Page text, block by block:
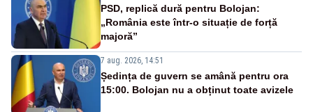
PSD, replică dură pentru Bolojan:
„România este într-o situație de forță
majoră”
7 aug. 2026, 14:51
Ședința de guvern se amână pentru ora
15:00. Bolojan nu a obținut toate avizele